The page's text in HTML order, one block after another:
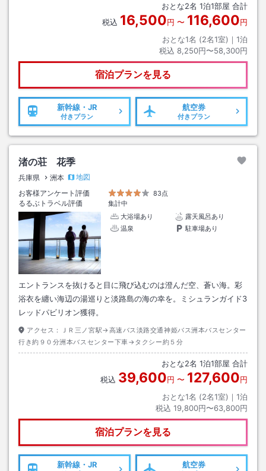
おとな2名 1泊1部屋 合計
税込 16,500円 〜 116,600円
おとな1名 (2名1室)｜ 1泊
税込 8,250円〜58,300円
宿泊プランを見る
新幹線・JR
付きプラン
航空券
付きプラン
渚の荘 花季
兵庫県 洲本
地図
お客様アンケート評価
83点
るるぶトラベル評価
集計中
大浴場あり
露天風呂あり
温泉
駐車場あり
エントランスを抜けると目に飛び込むのは澄んだ空、蒼い海。彩
浴衣を纏い海辺の湯巡りと淡路島の海の幸を。ミシュランガイド3
レッドパビリオン獲得。
アクセス：
ＪＲ三ノ宮駅→高速バス淡路交通神姫バス洲本バスセンター
行き約９０分洲本バスセンター下車→タクシー約５分
おとな2名 1泊1部屋 合計
税込 39,600円 〜 127,600円
おとな1名 (2名1室)｜ 1泊
税込 19,800円〜63,800円
宿泊プランを見る
新幹線・JR 航空券